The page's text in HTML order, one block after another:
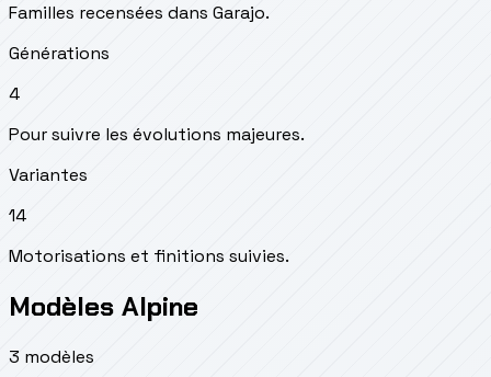
Familles recensées dans Garajo.
Générations
4
Pour suivre les évolutions majeures.
Variantes
14
Motorisations et finitions suivies.
Modèles Alpine
3 modèles